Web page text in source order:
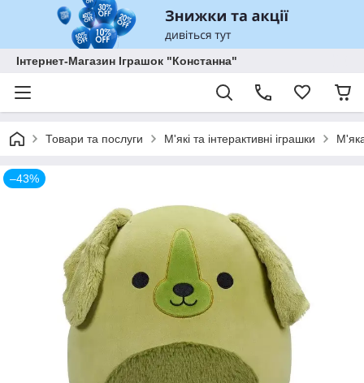
Інтернет-Магазин Іграшок "Констанна"
Товари та послуги М'які та інтерактивні іграшки
–43%